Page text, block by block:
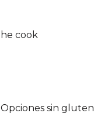
Opciones sin gluten